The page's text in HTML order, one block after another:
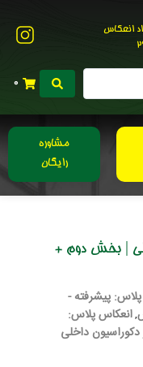
انعکاس
0
مشاوره
رایگان
| بخش دوم +
پیشرفته -
,انعکاس پلاس:
داخلی